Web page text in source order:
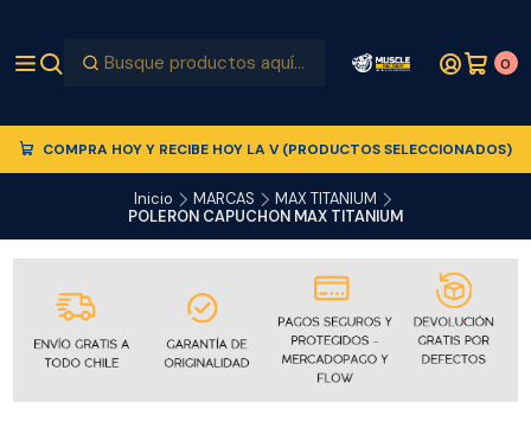
0
COMPRA HOY Y RECIBE HOY LA V (PRODUCTOS SELECCIONADOS)
Inicio MARCAS
MAX TITANIUM
POLERON CAPUCHON MAX TITANIUM